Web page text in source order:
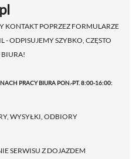
KONTAKT POPRZEZ FORMULARZE
- ODPISUJEMY SZYBKO, CZĘSTO
BIURA!
PRACY BIURA PON.-PT. 8:00-16:00:
WYSYŁKI, ODBIORY
SERWISU Z DOJAZDEM